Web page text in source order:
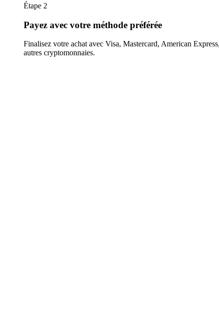
Étape 2
Payez avec votre méthode préférée
Finalisez votre achat avec Visa, Mastercard, American
autres cryptomonnaies.